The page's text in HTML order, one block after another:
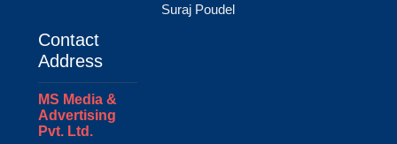
Suraj Poudel
Contact
Address
MS Media &
Advertising
Pvt. Ltd.